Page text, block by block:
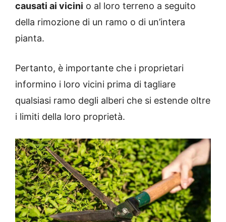
causati ai vicini o al loro terreno a seguito
della rimozione di un ramo o di un’intera
pianta.
Pertanto, è importante che i proprietari
informino i loro vicini prima di tagliare
qualsiasi ramo degli alberi che si estende oltre
i limiti della loro proprietà.